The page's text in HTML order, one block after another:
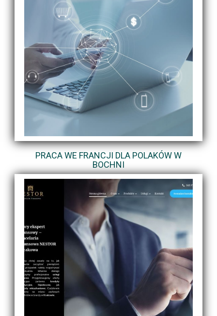
PRACA WE FRANCJI DLA POLAKÓW W
BOCHNI